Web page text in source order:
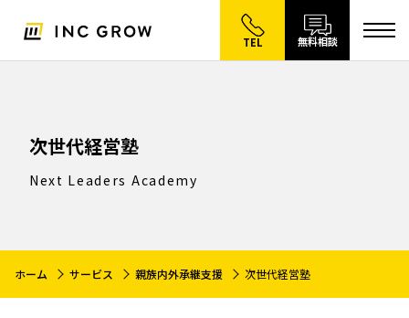
TEL 無料相談
次世代経営塾
Next Leaders Academy
ホーム サービス 親族内外承継支援 次世代経営塾